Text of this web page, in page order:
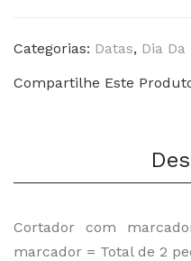
3
Categorias: Datas, Dia
Compartilhe Este
Cortador com
marcador = Total de 2